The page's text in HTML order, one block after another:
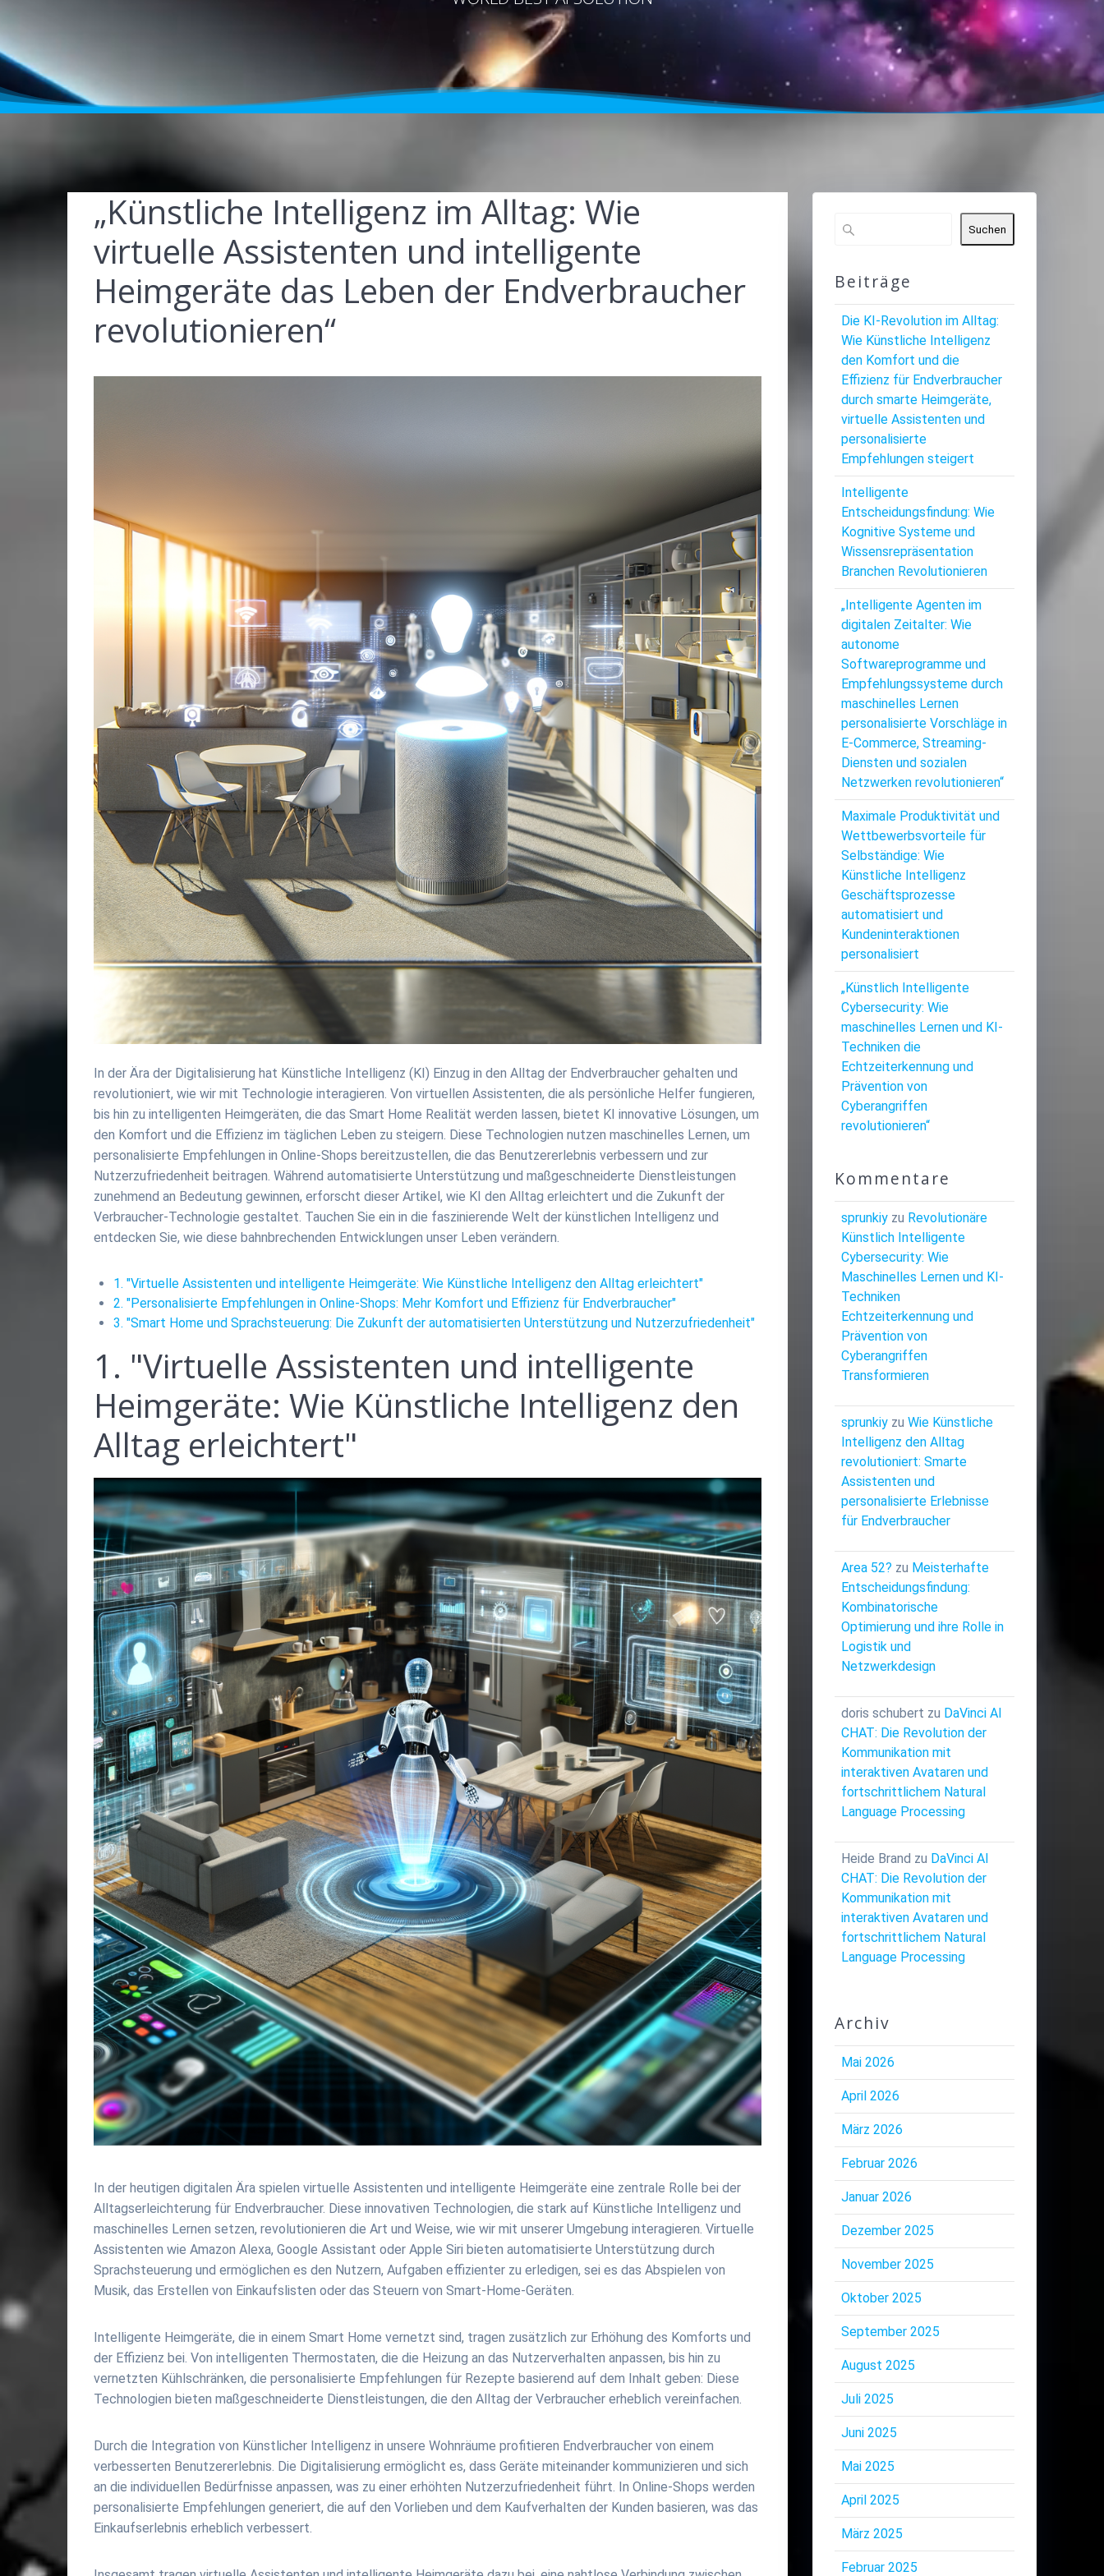
„Künstliche Intelligenz im Alltag: Wie
virtuelle Assistenten und intelligente
Heimgeräte das Leben der Endverbraucher
revolutionieren“
In der Ära der Digitalisierung hat Künstliche Intelligenz (KI) Einzug in den Alltag der Endverbraucher gehalten und
revolutioniert, wie wir mit Technologie interagieren. Von virtuellen Assistenten, die als persönliche Helfer fungieren,
bis hin zu intelligenten Heimgeräten, die das Smart Home Realität werden lassen, bietet KI innovative Lösungen, um
den Komfort und die Effizienz im täglichen Leben zu steigern. Diese Technologien nutzen maschinelles Lernen, um
personalisierte Empfehlungen in Online-Shops bereitzustellen, die das Benutzererlebnis verbessern und zur
Nutzerzufriedenheit beitragen. Während automatisierte Unterstützung und maßgeschneiderte Dienstleistungen
zunehmend an Bedeutung gewinnen, erforscht dieser Artikel, wie KI den Alltag erleichtert und die Zukunft der
Verbraucher-Technologie gestaltet. Tauchen Sie ein in die faszinierende Welt der künstlichen Intelligenz und
entdecken Sie, wie diese bahnbrechenden Entwicklungen unser Leben verändern.
1. "Virtuelle Assistenten und intelligente Heimgeräte: Wie Künstliche Intelligenz den Alltag erleichtert"
2. "Personalisierte Empfehlungen in Online-Shops: Mehr Komfort und Effizienz für Endverbraucher"
3. "Smart Home und Sprachsteuerung: Die Zukunft der automatisierten Unterstützung und Nutzerzufriedenheit"
1. "Virtuelle Assistenten und intelligente
Heimgeräte: Wie Künstliche Intelligenz den
Alltag erleichtert"
In der heutigen digitalen Ära spielen virtuelle Assistenten und intelligente Heimgeräte eine zentrale Rolle bei der
Alltagserleichterung für Endverbraucher. Diese innovativen Technologien, die stark auf Künstliche Intelligenz und
maschinelles Lernen setzen, revolutionieren die Art und Weise, wie wir mit unserer Umgebung interagieren. Virtuelle
Assistenten wie Amazon Alexa, Google Assistant oder Apple Siri bieten automatisierte Unterstützung durch
Sprachsteuerung und ermöglichen es den Nutzern, Aufgaben effizienter zu erledigen, sei es das Abspielen von
Musik, das Erstellen von Einkaufslisten oder das Steuern von Smart-Home-Geräten.
Intelligente Heimgeräte, die in einem Smart Home vernetzt sind, tragen zusätzlich zur Erhöhung des Komforts und
der Effizienz bei. Von intelligenten Thermostaten, die die Heizung an das Nutzerverhalten anpassen, bis hin zu
vernetzten Kühlschränken, die personalisierte Empfehlungen für Rezepte basierend auf dem Inhalt geben: Diese
Technologien bieten maßgeschneiderte Dienstleistungen, die den Alltag der Verbraucher erheblich vereinfachen.
Durch die Integration von Künstlicher Intelligenz in unsere Wohnräume profitieren Endverbraucher von einem
verbesserten Benutzererlebnis. Die Digitalisierung ermöglicht es, dass Geräte miteinander kommunizieren und sich
an die individuellen Bedürfnisse anpassen, was zu einer erhöhten Nutzerzufriedenheit führt. In Online-Shops werden
personalisierte Empfehlungen generiert, die auf den Vorlieben und dem Kaufverhalten der Kunden basieren, was das
Einkaufserlebnis erheblich verbessert.
Suchen
Beiträge
Die KI-Revolution im Alltag:
Wie Künstliche Intelligenz
den Komfort und die
Effizienz für Endverbraucher
durch smarte Heimgeräte,
virtuelle Assistenten und
personalisierte
Empfehlungen steigert
Intelligente
Entscheidungsfindung: Wie
Kognitive Systeme und
Wissensrepräsentation
Branchen Revolutionieren
„Intelligente Agenten im
digitalen Zeitalter: Wie
autonome
Softwareprogramme und
Empfehlungssysteme durch
maschinelles Lernen
personalisierte Vorschläge in
E-Commerce, Streaming-
Diensten und sozialen
Netzwerken revolutionieren“
Maximale Produktivität und
Wettbewerbsvorteile für
Selbständige: Wie
Künstliche Intelligenz
Geschäftsprozesse
automatisiert und
Kundeninteraktionen
personalisiert
„Künstlich Intelligente
Cybersecurity: Wie
maschinelles Lernen und KI-
Techniken die
Echtzeiterkennung und
Prävention von
Cyberangriffen
revolutionieren“
Kommentare
sprunkiyzu Revolutionäre
Künstlich Intelligente
Cybersecurity: Wie
Maschinelles Lernen und KI-
Techniken
Echtzeiterkennung und
Prävention von
Cyberangriffen
Transformieren
sprunkiyzu Wie Künstliche
Intelligenz den Alltag
revolutioniert: Smarte
Assistenten und
personalisierte Erlebnisse
für Endverbraucher
Area 52? zu Meisterhafte
Entscheidungsfindung:
Kombinatorische
Optimierung und ihre Rolle in
Logistik und
Netzwerkdesign
doris schubert zu DaVinci AI
CHAT: Die Revolution der
Kommunikation mit
interaktiven Avataren und
fortschrittlichem Natural
Language Processing
Heide Brand zu DaVinci AI
CHAT: Die Revolution der
Kommunikation mit
interaktiven Avataren und
fortschrittlichem Natural
Language Processing
Archiv
Mai 2026
April 2026
März 2026
Februar 2026
Januar 2026
Dezember 2025
November 2025
Oktober 2025
September 2025
August 2025
Juli 2025
Juni 2025
Mai 2025
April 2025
März 2025
Februar 2025